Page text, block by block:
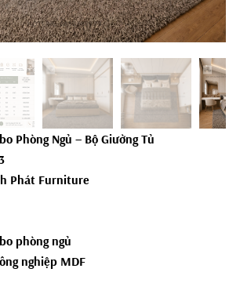
Phòng Ngủ – Bộ Giường Tủ
Phát Furniture
phòng ngủ
nghiệp MDF